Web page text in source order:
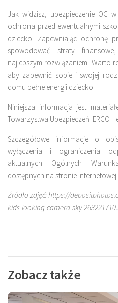
Jak widzisz, ubezpieczenie OC
ochrona przed ewentualnymi
dziecko. Zapewniając ochronę
spowodować straty
najlepszym rozwiązaniem. Warto
aby zapewnić sobie i swojej
domu pełne energii dziecko.
Niniejsza informacja jest
Towarzystwa Ubezpieczeń ERGO
Szczegółowe informacje o
wyłączenia i ograniczenia
aktualnych Ogólnych
dostępnych na stronie internetowej
Źródło zdjęć: https://
kids-looking-camera-sky-
Zobacz także